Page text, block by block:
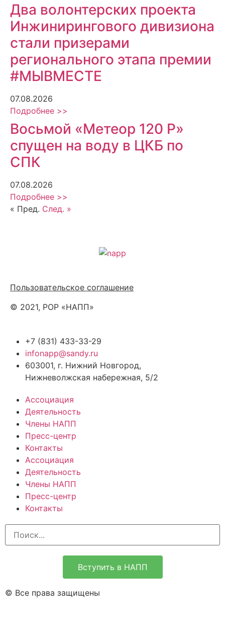
Два волонтерских проекта
Инжинирингового дивизиона
стали призерами
регионального этапа премии
#МЫВМЕСТЕ
07.08.2026
Подробнее >>
Восьмой «Метеор 120 Р»
спущен на воду в ЦКБ по
СПК
07.08.2026
Подробнее >>
« Пред. След. »
Пользовательское соглашение
© 2021, РОР «НАПП»
+7 (831) 433-33-29
infonapp@sandy.ru
603001, г. Нижний Новгород,
Нижневолжская набережная, 5/2
Ассоциация
Деятельность
Члены НАПП
Пресс-центр
Контакты
Ассоциация
Деятельность
Члены НАПП
Пресс-центр
Контакты
Вступить в НАПП
© Все права защищены